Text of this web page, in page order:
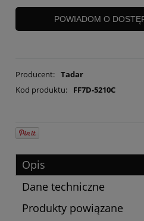
POWIADOM O
Producent: Tadar
Kod produktu:
FF7D-5210C
Opis
Dane techniczne
Produkty powiązane